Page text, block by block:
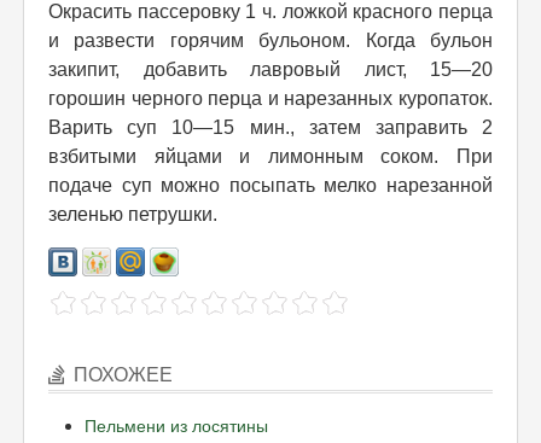
Окрасить пассеровку 1 ч. ложкой красного перца
и развести горячим бульоном. Когда бульон
закипит, добавить лавровый лист, 15—20
горошин черного перца и нарезанных куропаток.
Варить суп 10—15 мин., затем заправить 2
взбитыми яйцами и лимонным соком. При
подаче суп можно посыпать мелко нарезанной
зеленью петрушки.
ПОХОЖЕЕ
Пельмени из лосятины